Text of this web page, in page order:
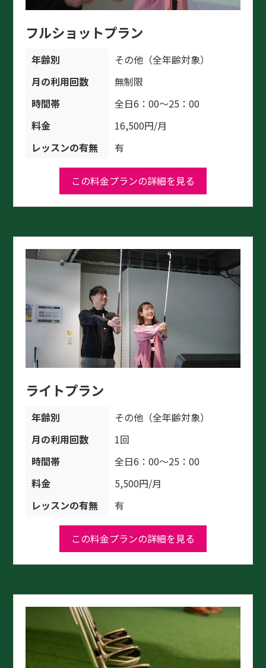
フルショットプラン
年齢別
その他（全年齢対象）
月の利用回数
無制限
時間帯
全日6：00～25：00
料金
16,500円/月
レッスンの有無
有
この料金プランの詳細を見る
ライトプラン
年齢別
その他（全年齢対象）
月の利用回数
1回
時間帯
全日6：00～25：00
料金
5,500円/月
レッスンの有無
有
この料金プランの詳細を見る